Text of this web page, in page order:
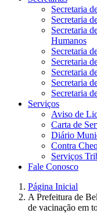
Secretaria
Secretaria
Secretaria
Humanos
Secretaria
Secretaria
Secretaria
Secretaria
Secretaria
Serviços
Aviso de
Carta de
Diário
Contra
Serviços
Fale Conosco
Página Inicial
A Prefeitura de
de vacinação em